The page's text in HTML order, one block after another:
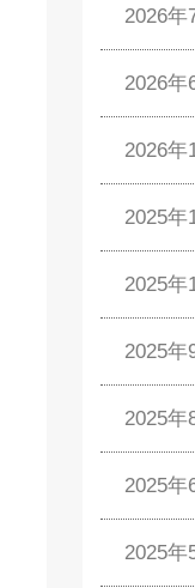
2026年
2026年
2026年
2025年
2025年
2025年
2025年
2025年
2025年